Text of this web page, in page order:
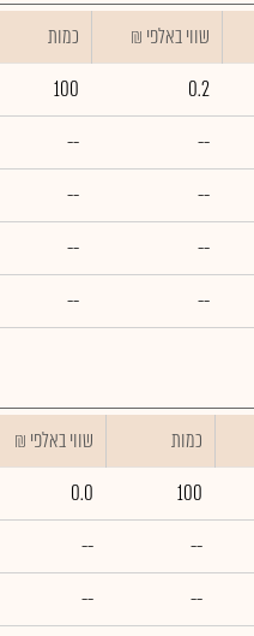
₪ שווי באלפי כמות
0.2
100
--
--
--
--
--
--
--
--
כמות ₪ שווי באלפי
100
0.0
--
--
--
--